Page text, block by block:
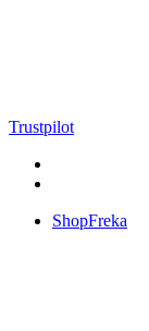
Trustpilot
ShopFreka